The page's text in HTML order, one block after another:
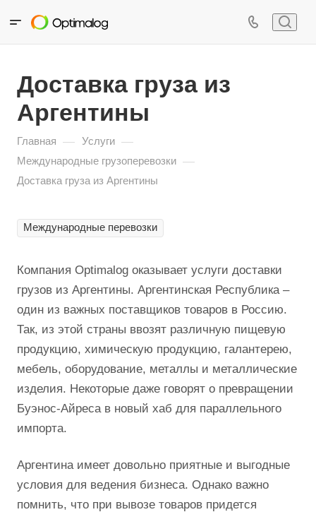
Доставка груза из
Аргентины
Главная — Услуги —
Международные грузоперевозки —
Доставка груза из Аргентины
Международные перевозки
Компания Optimalog оказывает услуги доставки
грузов из Аргентины. Аргентинская Республика –
один из важных поставщиков товаров в Россию.
Так, из этой страны ввозят различную пищевую
продукцию, химическую продукцию, галантерею,
мебель, оборудование, металлы и металлические
изделия. Некоторые даже говорят о превращении
Буэнос-Айреса в новый хаб для параллельного
импорта.
Аргентина имеет довольно приятные и выгодные
условия для ведения бизнеса. Однако важно
помнить, что при вывозе товаров придется